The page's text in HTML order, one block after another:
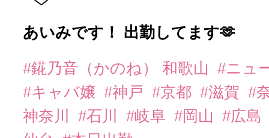
あいみです！ 出勤してます🫶
#錵乃音（かのね） 和歌山
#ニュ
#キャバ嬢 #神戸 #京都 #滋賀 #
神奈川
#石川 #岐阜 #岡山
#広島